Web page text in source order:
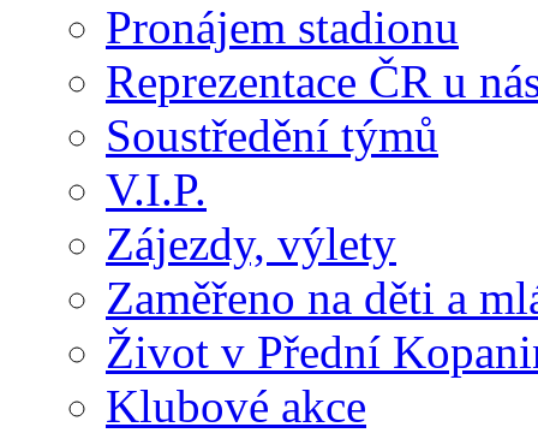
Pronájem stadionu
Reprezentace ČR u
Soustředění týmů
V.I.P.
Zájezdy, výlety
Zaměřeno na děti a
Život v Přední
Klubové akce